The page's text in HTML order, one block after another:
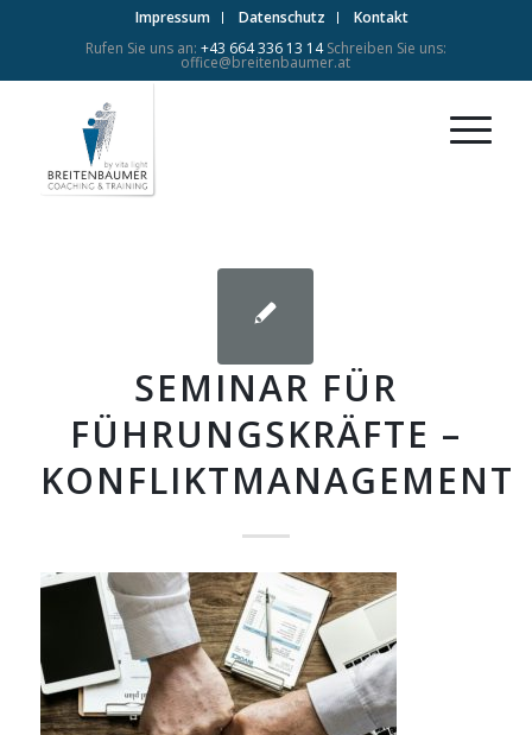
Impressum Datenschutz
Kontakt
Rufen Sie uns an: +43 664 336 13 14Schreiben Sie uns:
office@breitenbaumer.at
SEMINAR FÜR
FÜHRUNGSKRÄFTE –
KONFLIKTMANAGEMENT